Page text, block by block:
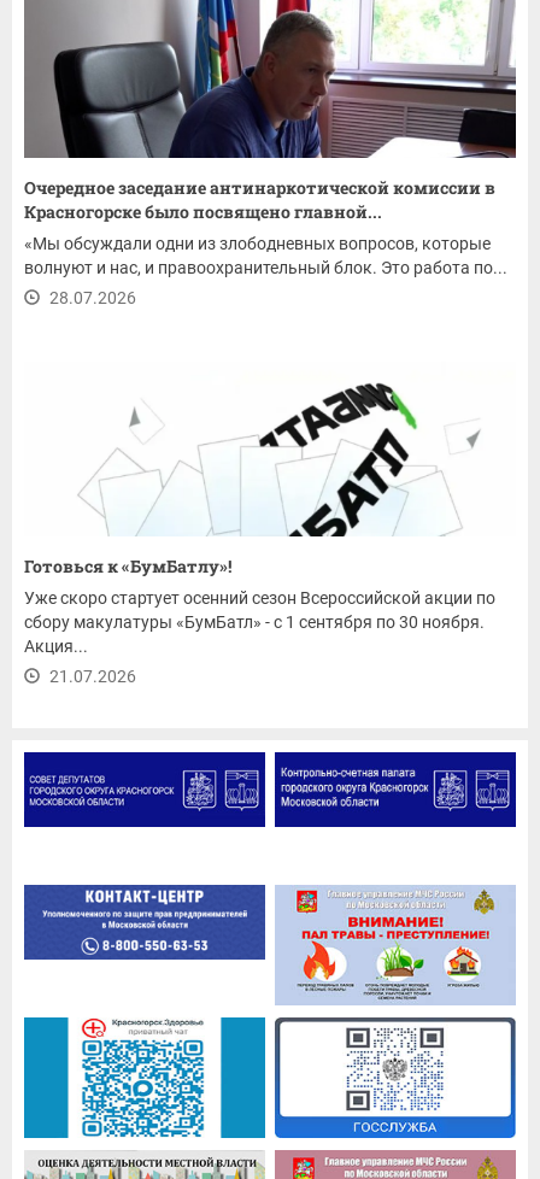
Очередное заседание антинаркотической комиссии в
Красногорске было посвящено главной...
«Мы обсуждали одни из злободневных вопросов, которые
волнуют и нас, и правоохранительный блок. Это работа по...
28.07.2026
Готовься к «БумБатлу»!
Уже скоро стартует осенний сезон Всероссийской акции по
сбору макулатуры «БумБатл» - с 1 сентября по 30 ноября.
Акция...
21.07.2026